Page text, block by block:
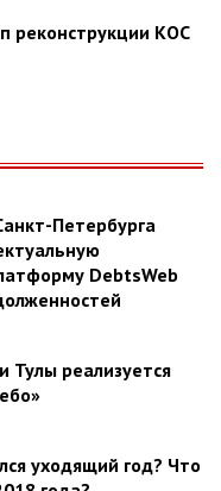
реконструкции КОС
Петербурга
DebtsWeb
Тулы реализуется
уходящий год? Что